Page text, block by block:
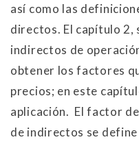
así como las
directos. El capítulo 2,
indirectos de
obtener los factores
precios; en este
aplicación. El factor
de indirectos se